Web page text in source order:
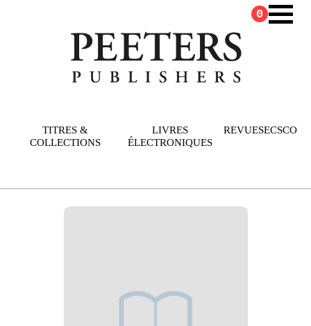
TITRES &
COLLECTIONS
LIVRES
ÉLECTRONIQUES
REVUESECSCO
0